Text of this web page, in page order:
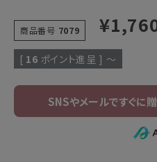
商品番号 7079 ¥
[ 16 ポイント進呈 ] 〜